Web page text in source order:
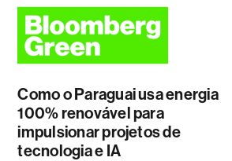
Como o Paraguai usa energia
100% renovável para
impulsionar projetos de
tecnologia e IA